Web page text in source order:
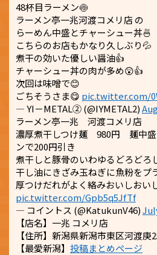
48杯目ラーメン🍥
ラーメン亭一兆河渡コメリ店 の
らーめん中盛とチャーシュー丼🍜
こちらのお店もかなり久しぶり💦
煮干の効いた優しい醤油👍
チャーシュー丼の肉が多め😲👍
次回は味噌で😊
ごちそうさま😋 pic.twitter.com/
— YI－METAL② (@IYMETAL2)
ラーメン亭一兆 河渡コメリ店
濃厚煮干しつけ麺 980円 麺中
ンで200円引き
煮干しと豚骨のいわゆるどろどろ
干し油にきざみ玉ねぎに魚粉をプ
厚つけだれがよく絡みおいしおい
pic.twitter.com/Gpb5q5JfTf
— コイントス (@KatukunV46)
【店名】一兆 コメリ店
【住所】新潟県新潟市東区河渡庚
【最愛新潟】 投稿まとめページ